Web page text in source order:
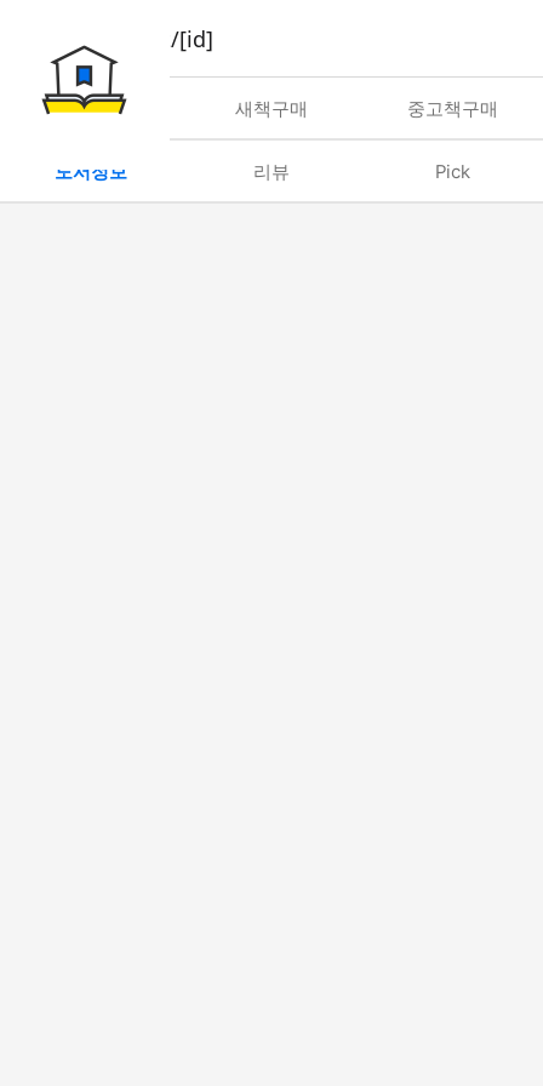
book/rent/[id]
대여 새책구매 중고책구매
도서정보 리뷰 Pick